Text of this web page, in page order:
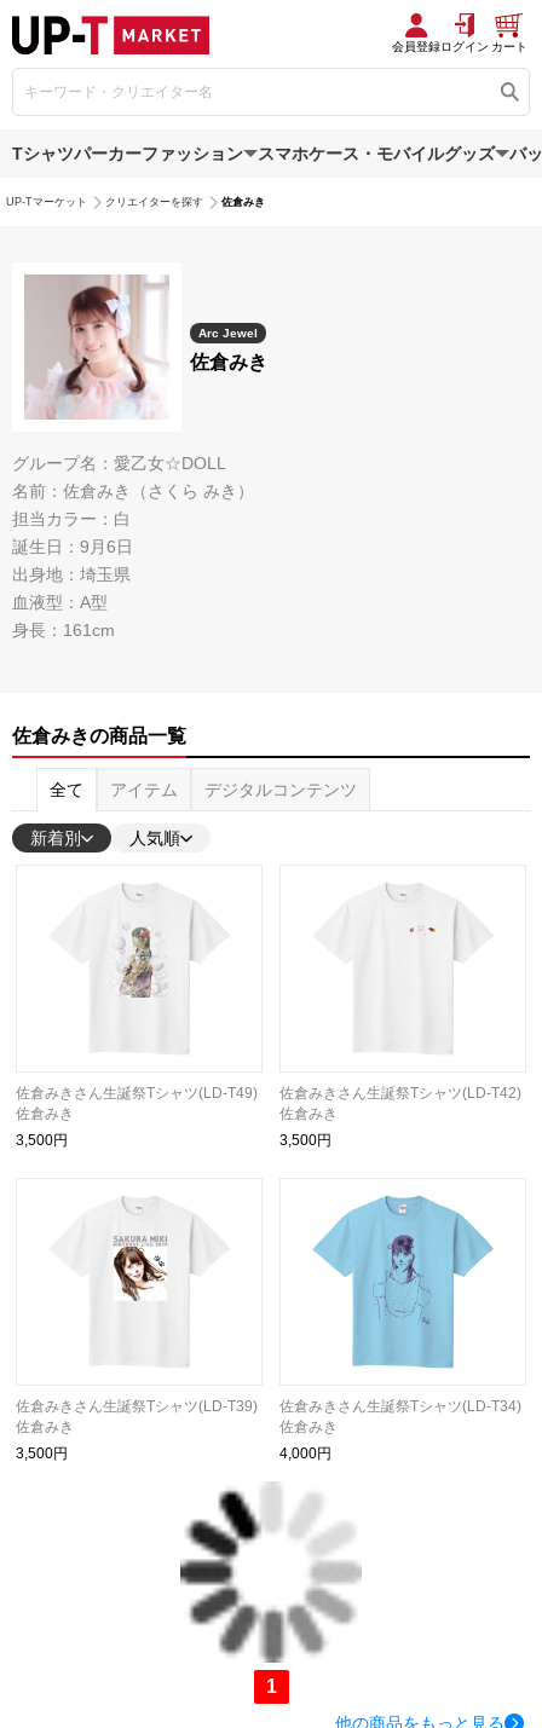
会員登録ログイン カート
Tシャツパーカーファッション スマホケース・モバイルグッズ バ
UP-Tマーケット クリエイターを探す 佐倉みき
Arc Jewel
佐倉みき
グループ名：愛乙女☆DOLL
名前：佐倉みき（さくら みき）
担当カラー：白
誕生日：9月6日
出身地：埼玉県
血液型：A型
身長：161cm
佐倉みきの商品一覧
全て アイテム デジタルコンテンツ
新着別 人気順
佐倉みきさん生誕祭Tシャツ(LD-T49)
佐倉みき
3,500円
佐倉みきさん生誕祭Tシャツ(LD-T42)
佐倉みき
3,500円
佐倉みきさん生誕祭Tシャツ(LD-T39)
佐倉みき
3,500円
佐倉みきさん生誕祭Tシャツ(LD-T34)
佐倉みき
4,000円
1
他の商品をもっと見る